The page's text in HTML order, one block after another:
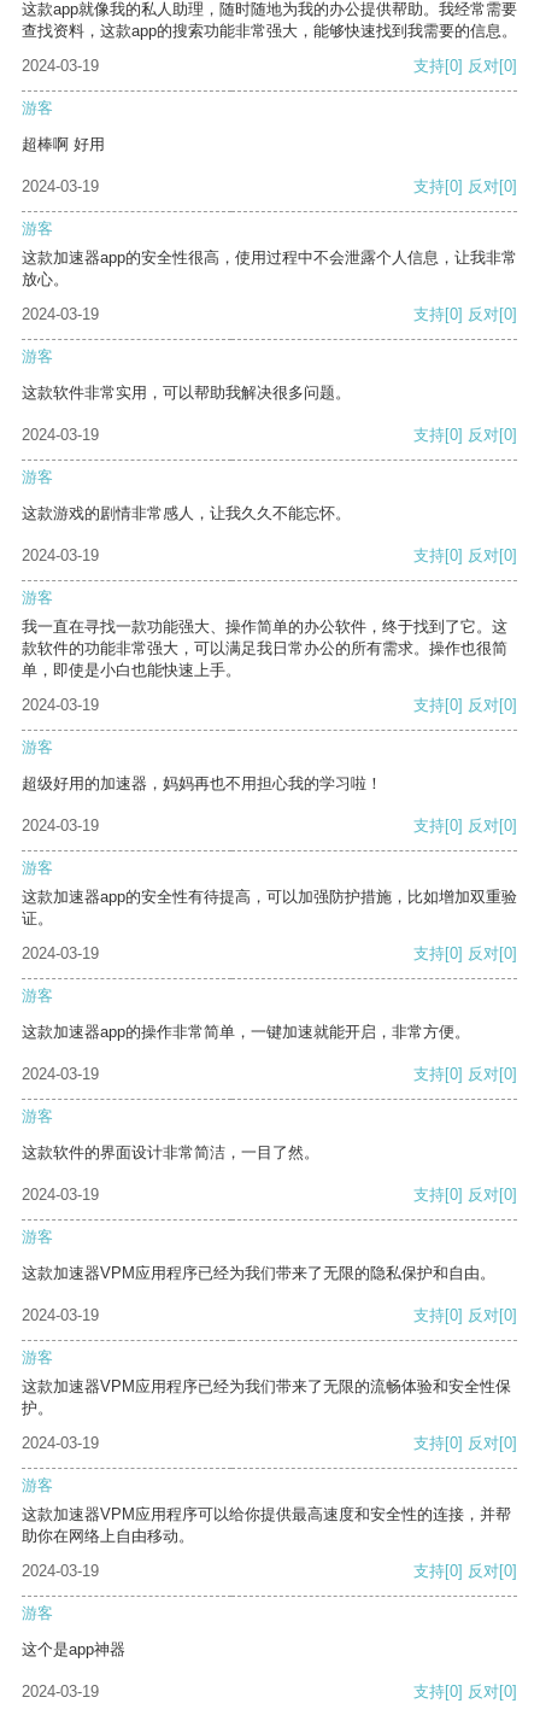
这款app就像我的私人助理，随时随地为我的办公提供帮助。我经常需要
查找资料，这款app的搜索功能非常强大，能够快速找到我需要的信息。
2024-03-19
支持[0] 反对[0]
游客
超棒啊 好用
2024-03-19 支持[0] 反对[0]
游客
这款加速器app的安全性很高，使用过程中不会泄露个人信息，让我非常
放心。
2024-03-19
支持[0] 反对[0]
游客
这款软件非常实用，可以帮助我解决很多问题。
2024-03-19 支持[0] 反对[0]
游客
这款游戏的剧情非常感人，让我久久不能忘怀。
2024-03-19 支持[0] 反对[0]
游客
我一直在寻找一款功能强大、操作简单的办公软件，终于找到了它。这
款软件的功能非常强大，可以满足我日常办公的所有需求。操作也很简
单，即使是小白也能快速上手。
2024-03-19
支持[0] 反对[0]
游客
超级好用的加速器，妈妈再也不用担心我的学习啦！
2024-03-19 支持[0] 反对[0]
游客
这款加速器app的安全性有待提高，可以加强防护措施，比如增加双重验
证。
2024-03-19
支持[0] 反对[0]
游客
这款加速器app的操作非常简单，一键加速就能开启，非常方便。
2024-03-19 支持[0] 反对[0]
游客
这款软件的界面设计非常简洁，一目了然。
2024-03-19 支持[0] 反对[0]
游客
这款加速器VPM应用程序已经为我们带来了无限的隐私保护和自由。
2024-03-19 支持[0] 反对[0]
游客
这款加速器VPM应用程序已经为我们带来了无限的流畅体验和安全性保
护。
2024-03-19
支持[0] 反对[0]
游客
这款加速器VPM应用程序可以给你提供最高速度和安全性的连接，并帮
助你在网络上自由移动。
2024-03-19
支持[0] 反对[0]
游客
这个是app神器
2024-03-19 支持[0] 反对[0]